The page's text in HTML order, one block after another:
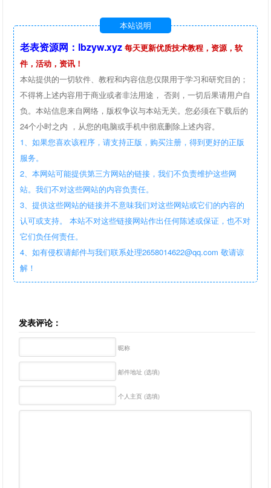
本站说明
老表资源网：lbzyw.xyz 每天更新优质技术教程，资源，软
件，活动，资讯！
本站提供的一切软件、教程和内容信息仅限用于学习和研究目的；
不得将上述内容用于商业或者非法用途， 否则，一切后果请用户自
负。本站信息来自网络，版权争议与本站无关。您必须在下载后的
24个小时之内 ，从您的电脑或手机中彻底删除上述内容。
1、如果您喜欢该程序，请支持正版，购买注册，得到更好的正版
服务。
2、本网站可能提供第三方网站的链接，我们不负责维护这些网
站。我们不对这些网站的内容负责任。
3、提供这些网站的链接并不意味我们对这些网站或它们的内容的
认可或支持。 本站不对这些链接网站作出任何陈述或保证，也不对
它们负任何责任。
4、如有侵权请邮件与我们联系处理2658014622@qq.com 敬请谅
解！
发表评论：
昵称
邮件地址 (选填)
个人主页 (选填)